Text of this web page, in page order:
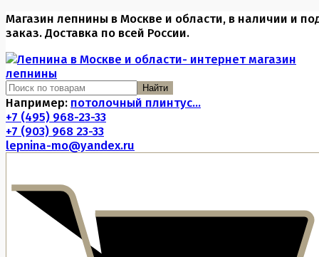
Магазин лепнины в Москве и области, в наличии и
заказ. Доставка по всей России.
Найти
Например: потолочный плинтус...
+7 (495) 968-23-33
+7 (903) 968 23-33
lepnina-mo@yandex.ru